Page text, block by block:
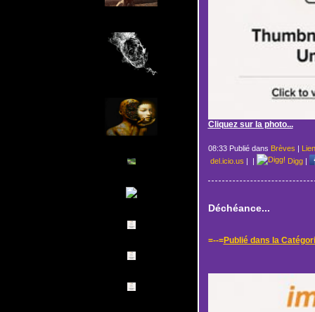
Cliquez sur la photo...
08:33 Publié dans Brèves |
del.icio.us | | Digg|
Déchéance...
=--=Publié dans la